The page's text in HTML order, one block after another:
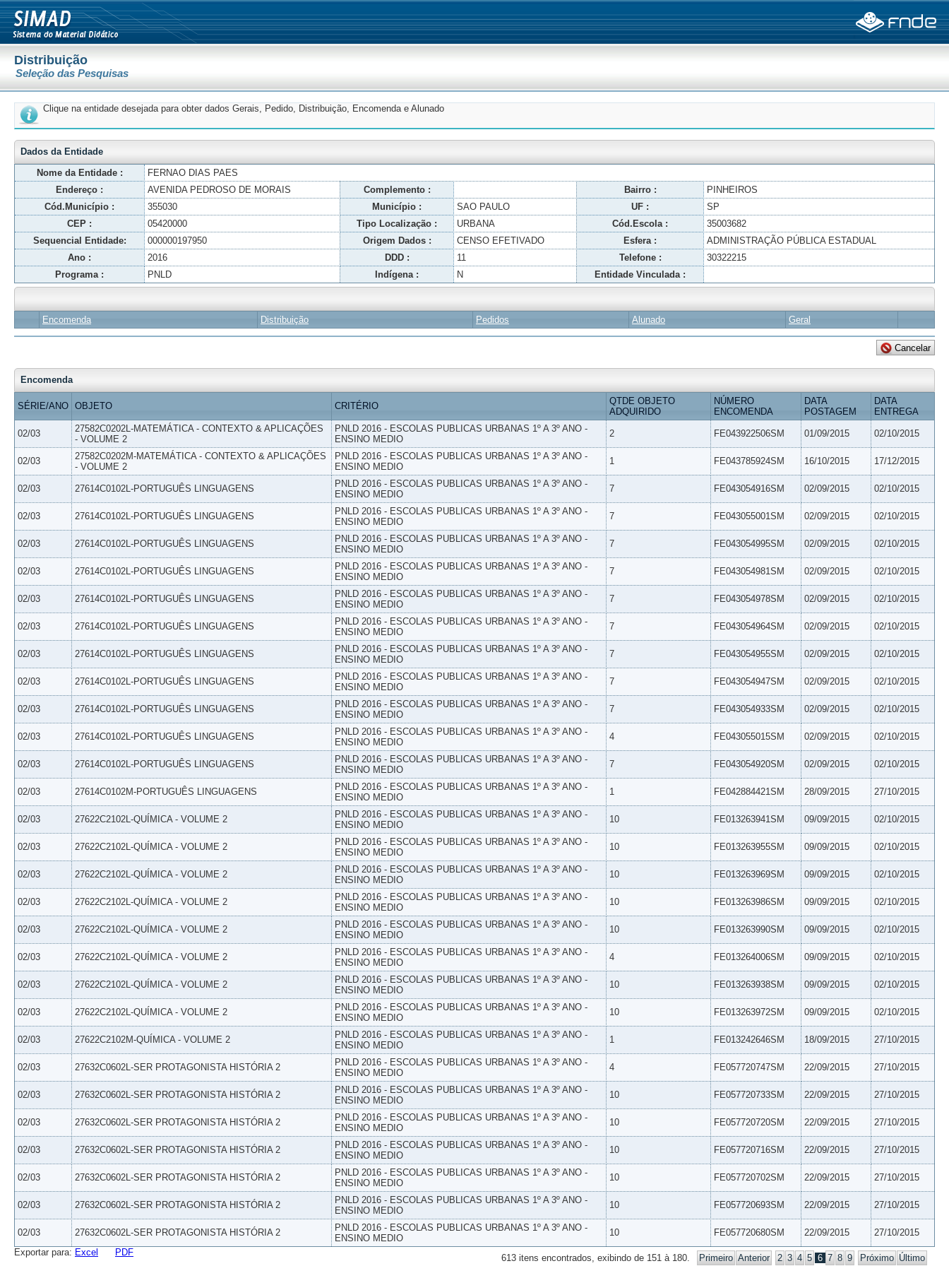
Distribuição
Seleção das Pesquisas
Clique na entidade desejada para obter dados Gerais, Pedido, Distribuição, Encomenda e Alunado
Dados da Entidade
Nome da Entidade :
FERNAO DIAS PAES
Endereço :
AVENIDA PEDROSO DE MORAIS Complemento : Bairro :
PINHEIROS
Cód.Município :
355030 Município : SAO PAULO UF :
SP
CEP :
05420000 Tipo Localização : URBANA Cód.Escola :
35003682
Sequencial Entidade:
000000197950 Origem Dados : CENSO EFETIVADO Esfera :
ADMINISTRAÇÃO PÚBLICA ESTADUAL
Ano :
2016 DDD : 11 Telefone :
30322215
Programa :
PNLD Indígena : N Entidade Vinculada :
Encomenda Distribuição Pedidos Alunado Geral
Encomenda
SÉRIE/ANO OBJETO CRITÉRIO
QTDE OBJETO
ADQUIRIDO
NÚMERO
ENCOMENDA
DATA
POSTAGEM
DATA
ENTREGA
02/03
27582C0202L-MATEMÁTICA - CONTEXTO & APLICAÇÕES
- VOLUME 2
PNLD 2016 - ESCOLAS PUBLICAS URBANAS 1º A 3º ANO -
ENSINO MEDIO
2 FE043922506SM 01/09/2015 02/10/2015
02/03
27582C0202M-MATEMÁTICA - CONTEXTO & APLICAÇÕES
- VOLUME 2
PNLD 2016 - ESCOLAS PUBLICAS URBANAS 1º A 3º ANO -
ENSINO MEDIO
1 FE043785924SM 16/10/2015 17/12/2015
02/03 27614C0102L-PORTUGUÊS LINGUAGENS
PNLD 2016 - ESCOLAS PUBLICAS URBANAS 1º A 3º ANO -
ENSINO MEDIO
7 FE043054916SM 02/09/2015 02/10/2015
02/03 27614C0102L-PORTUGUÊS LINGUAGENS
PNLD 2016 - ESCOLAS PUBLICAS URBANAS 1º A 3º ANO -
ENSINO MEDIO
7 FE043055001SM 02/09/2015 02/10/2015
02/03 27614C0102L-PORTUGUÊS LINGUAGENS
PNLD 2016 - ESCOLAS PUBLICAS URBANAS 1º A 3º ANO -
ENSINO MEDIO
7 FE043054995SM 02/09/2015 02/10/2015
02/03 27614C0102L-PORTUGUÊS LINGUAGENS
PNLD 2016 - ESCOLAS PUBLICAS URBANAS 1º A 3º ANO -
ENSINO MEDIO
7 FE043054981SM 02/09/2015 02/10/2015
02/03 27614C0102L-PORTUGUÊS LINGUAGENS
PNLD 2016 - ESCOLAS PUBLICAS URBANAS 1º A 3º ANO -
ENSINO MEDIO
7 FE043054978SM 02/09/2015 02/10/2015
02/03 27614C0102L-PORTUGUÊS LINGUAGENS
PNLD 2016 - ESCOLAS PUBLICAS URBANAS 1º A 3º ANO -
ENSINO MEDIO
7 FE043054964SM 02/09/2015 02/10/2015
02/03 27614C0102L-PORTUGUÊS LINGUAGENS
PNLD 2016 - ESCOLAS PUBLICAS URBANAS 1º A 3º ANO -
ENSINO MEDIO
7 FE043054955SM 02/09/2015 02/10/2015
02/03 27614C0102L-PORTUGUÊS LINGUAGENS
PNLD 2016 - ESCOLAS PUBLICAS URBANAS 1º A 3º ANO -
ENSINO MEDIO
7 FE043054947SM 02/09/2015 02/10/2015
02/03 27614C0102L-PORTUGUÊS LINGUAGENS
PNLD 2016 - ESCOLAS PUBLICAS URBANAS 1º A 3º ANO -
ENSINO MEDIO
7 FE043054933SM 02/09/2015 02/10/2015
02/03 27614C0102L-PORTUGUÊS LINGUAGENS
PNLD 2016 - ESCOLAS PUBLICAS URBANAS 1º A 3º ANO -
ENSINO MEDIO
4 FE043055015SM 02/09/2015 02/10/2015
02/03 27614C0102L-PORTUGUÊS LINGUAGENS
PNLD 2016 - ESCOLAS PUBLICAS URBANAS 1º A 3º ANO -
ENSINO MEDIO
7 FE043054920SM 02/09/2015 02/10/2015
02/03 27614C0102M-PORTUGUÊS LINGUAGENS
PNLD 2016 - ESCOLAS PUBLICAS URBANAS 1º A 3º ANO -
ENSINO MEDIO
1 FE042884421SM 28/09/2015 27/10/2015
02/03 27622C2102L-QUÍMICA - VOLUME 2
PNLD 2016 - ESCOLAS PUBLICAS URBANAS 1º A 3º ANO -
ENSINO MEDIO
10 FE013263941SM 09/09/2015 02/10/2015
02/03 27622C2102L-QUÍMICA - VOLUME 2
PNLD 2016 - ESCOLAS PUBLICAS URBANAS 1º A 3º ANO -
ENSINO MEDIO
10 FE013263955SM 09/09/2015 02/10/2015
02/03 27622C2102L-QUÍMICA - VOLUME 2
PNLD 2016 - ESCOLAS PUBLICAS URBANAS 1º A 3º ANO -
ENSINO MEDIO
10 FE013263969SM 09/09/2015 02/10/2015
02/03 27622C2102L-QUÍMICA - VOLUME 2
PNLD 2016 - ESCOLAS PUBLICAS URBANAS 1º A 3º ANO -
ENSINO MEDIO
10 FE013263986SM 09/09/2015 02/10/2015
02/03 27622C2102L-QUÍMICA - VOLUME 2
PNLD 2016 - ESCOLAS PUBLICAS URBANAS 1º A 3º ANO -
ENSINO MEDIO
10 FE013263990SM 09/09/2015 02/10/2015
02/03 27622C2102L-QUÍMICA - VOLUME 2
PNLD 2016 - ESCOLAS PUBLICAS URBANAS 1º A 3º ANO -
ENSINO MEDIO
4 FE013264006SM 09/09/2015 02/10/2015
02/03 27622C2102L-QUÍMICA - VOLUME 2
PNLD 2016 - ESCOLAS PUBLICAS URBANAS 1º A 3º ANO -
ENSINO MEDIO
10 FE013263938SM 09/09/2015 02/10/2015
02/03 27622C2102L-QUÍMICA - VOLUME 2
PNLD 2016 - ESCOLAS PUBLICAS URBANAS 1º A 3º ANO -
ENSINO MEDIO
10 FE013263972SM 09/09/2015 02/10/2015
02/03 27622C2102M-QUÍMICA - VOLUME 2
PNLD 2016 - ESCOLAS PUBLICAS URBANAS 1º A 3º ANO -
ENSINO MEDIO
1 FE013242646SM 18/09/2015 27/10/2015
02/03 27632C0602L-SER PROTAGONISTA HISTÓRIA 2
PNLD 2016 - ESCOLAS PUBLICAS URBANAS 1º A 3º ANO -
ENSINO MEDIO
4 FE057720747SM 22/09/2015 27/10/2015
02/03 27632C0602L-SER PROTAGONISTA HISTÓRIA 2
PNLD 2016 - ESCOLAS PUBLICAS URBANAS 1º A 3º ANO -
ENSINO MEDIO
10 FE057720733SM 22/09/2015 27/10/2015
02/03 27632C0602L-SER PROTAGONISTA HISTÓRIA 2
PNLD 2016 - ESCOLAS PUBLICAS URBANAS 1º A 3º ANO -
ENSINO MEDIO
10 FE057720720SM 22/09/2015 27/10/2015
02/03 27632C0602L-SER PROTAGONISTA HISTÓRIA 2
PNLD 2016 - ESCOLAS PUBLICAS URBANAS 1º A 3º ANO -
ENSINO MEDIO
10 FE057720716SM 22/09/2015 27/10/2015
02/03 27632C0602L-SER PROTAGONISTA HISTÓRIA 2
PNLD 2016 - ESCOLAS PUBLICAS URBANAS 1º A 3º ANO -
ENSINO MEDIO
10 FE057720702SM 22/09/2015 27/10/2015
02/03 27632C0602L-SER PROTAGONISTA HISTÓRIA 2
PNLD 2016 - ESCOLAS PUBLICAS URBANAS 1º A 3º ANO -
ENSINO MEDIO
10 FE057720693SM 22/09/2015 27/10/2015
02/03 27632C0602L-SER PROTAGONISTA HISTÓRIA 2
PNLD 2016 - ESCOLAS PUBLICAS URBANAS 1º A 3º ANO -
ENSINO MEDIO
10 FE057720680SM 22/09/2015 27/10/2015
613 itens encontrados, exibindo de 151 à 180. Primeiro Anterior 2 3 4 5 6 7 8 9 Próximo Último
Exportar para: Excel PDF